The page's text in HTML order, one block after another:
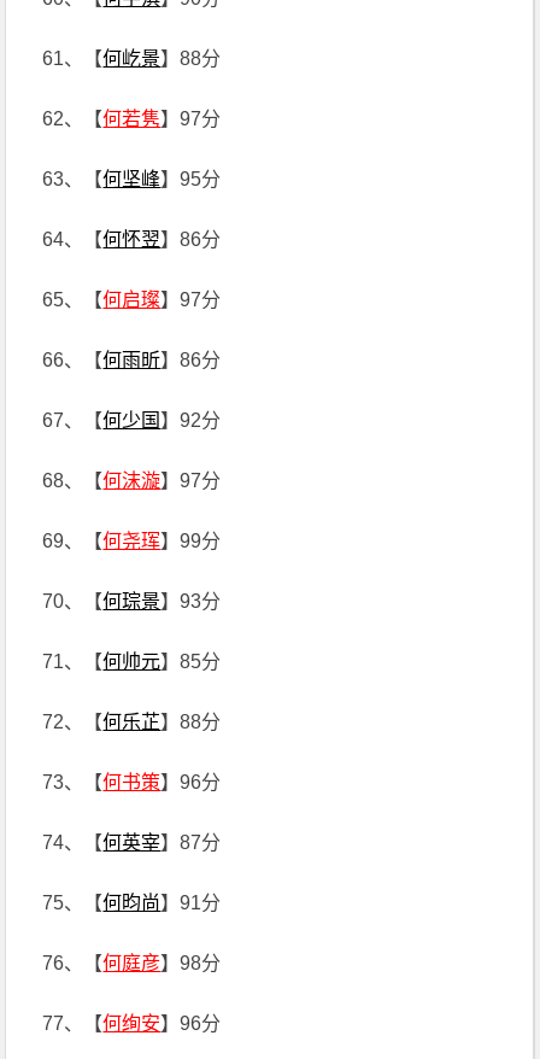
61、【何屹景】88分
62、【何若隽】97分
63、【何坚峰】95分
64、【何怀翌】86分
65、【何启璨】97分
66、【何雨昕】86分
67、【何少国 】92分
68、【何沫漩】97分
69、【何尧珲】99分
70、【何琮景】93分
71、【何帅元】85分
72、【何乐芷】88分
73、【何书策】96分
74、【何英宰】87分
75、【何昀尚】91分
76、【何庭彦】98分
77、【何绚安】96分